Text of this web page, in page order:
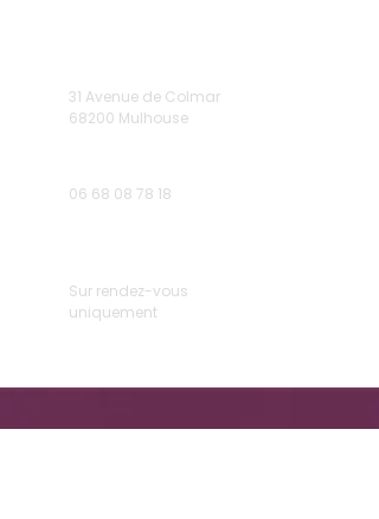
31 Avenue de Colmar
68200 Mulhouse
06 68 08 78 18
Sur rendez-vous
uniquement